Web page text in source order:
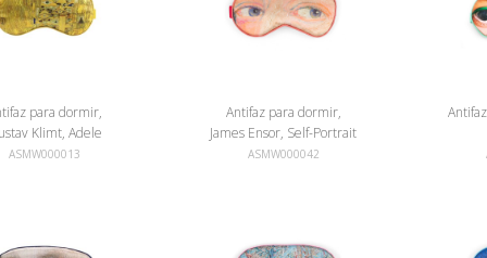
para dormir,
Klimt, Adele
Bloch-Bauer
ASMW000013
Antifaz para dormir,
James Ensor, Self-Portrait
with Masks
ASMW000042